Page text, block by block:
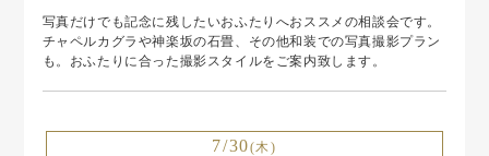
写真だけでも記念に残したいおふたりへおススメの相談会です。
チャペルカグラや神楽坂の石畳、その他和装での写真撮影プラン
も。おふたりに合った撮影スタイルをご案内致します。
7/30(木)